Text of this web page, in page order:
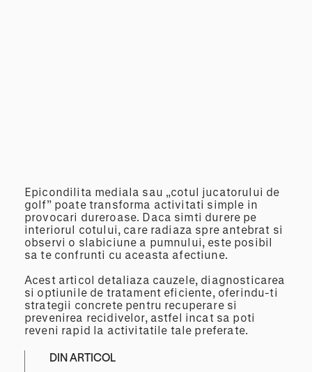
Epicondilita mediala sau „cotul jucatorului de
golf” poate transforma activitati simple in
provocari dureroase. Daca simti durere pe
interiorul cotului, care radiaza spre antebrat si
observi o slabiciune a pumnului, este posibil
sa te confrunti cu aceasta afectiune.
Acest articol detaliaza cauzele, diagnosticarea
si optiunile de tratament eficiente, oferindu-ti
strategii concrete pentru recuperare si
prevenirea recidivelor, astfel incat sa poti
reveni rapid la activitatile tale preferate.
DIN ARTICOL